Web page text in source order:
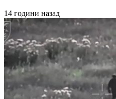
14 години назад